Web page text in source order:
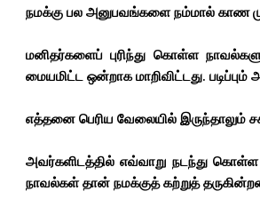
நமக்கு பல அனுபவங்களை நம்மால் காண
மனிதர்களைப் புரிந்து கொள்ள
மையமிட்ட ஒன்றாக மாறிவிட்டது.
எத்தனை பெரிய வேலையில் இருந்தாலும்
அவர்களிடத்தில் எவ்வாறு நடந்து
நாவல்கள் தான் நமக்குத் கற்றுத்